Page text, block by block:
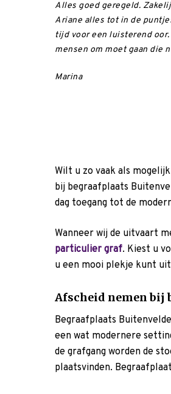
Alles goed geregeld.
Ariane alles tot in de
tijd voor een luisterend
mensen om moet gaan die
Marina
Wilt u zo vaak als
bij begraafplaats
dag toegang tot de
Wanneer wij de uitvaart
particulier graf. Kiest u
u een mooi plekje kunt
Afscheid nemen bij
Begraafplaats
een wat modernere
de grafgang worden de
plaatsvinden.